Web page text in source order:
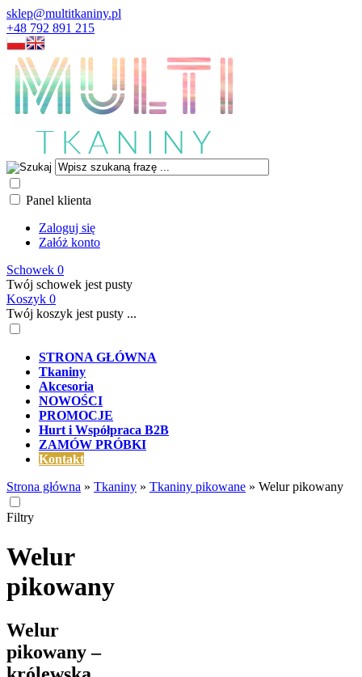
sklep@multitkaniny.pl
+48 792 891 215
Panel klienta
Zaloguj się
Załóż konto
Schowek 0
Twój schowek jest pusty
Koszyk 0
Twój koszyk jest pusty ...
STRONA GŁÓWNA
Tkaniny
Akcesoria
NOWOŚCI
PROMOCJE
Hurt i Współpraca B2B
ZAMÓW PRÓBKI
Kontakt
Strona główna » Tkaniny » Tkaniny pikowane » Welur pikowany
Filtry
Welur
pikowany
Welur
pikowany –